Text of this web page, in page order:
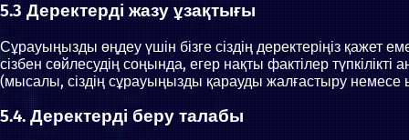
5.3 Деректерді жазу ұзақтығы
Сұрауыңызды өңдеу үшін бізге сіздің деректеріңіз қажет
сізбен сөйлесудің соңында, егер нақты фактілер
(мысалы, сіздің сұрауыңызды қарауды жалғастыру немесе
5.4. Деректерді беру талабы